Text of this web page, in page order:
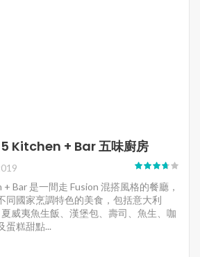
Kitchen + Bar 五味廚房
Bar 是一間走 Fusion 混搭風格的餐廳，
同國家烹調特色的美食，包括意大利
威夷魚生飯、漢堡包、壽司、魚生、咖
蛋糕甜點...